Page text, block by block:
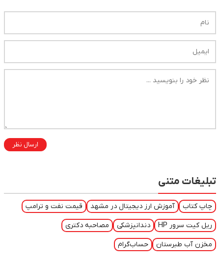
ارسال نظر
متنی
چاپ کتاب آموزش ارز دیجیتال در مشهد قیمت نفت و ترامپ
ریل کیت سرور HP دندانپزشکی مصاحبه دکتری
مخزن آب طبرستان حساب‌گرام